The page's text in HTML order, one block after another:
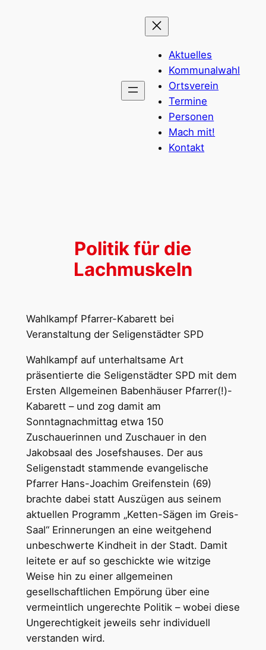
Aktuelles
Kommunalwahl
Ortsverein
Termine
Personen
Mach mit!
Kontakt
Politik für die
Lachmuskeln
Wahlkampf Pfarrer-Kabarett bei
Veranstaltung der Seligenstädter SPD
Wahlkampf auf unterhaltsame Art
präsentierte die Seligenstädter SPD mit dem
Ersten Allgemeinen Babenhäuser Pfarrer(!)-
Kabarett – und zog damit am
Sonntagnachmittag etwa 150
Zuschauerinnen und Zuschauer in den
Jakobsaal des Josefshauses. Der aus
Seligenstadt stammende evangelische
Pfarrer Hans-Joachim Greifenstein (69)
brachte dabei statt Auszügen aus seinem
aktuellen Programm „Ketten-Sägen im Greis-
Saal“ Erinnerungen an eine weitgehend
unbeschwerte Kindheit in der Stadt. Damit
leitete er auf so geschickte wie witzige
Weise hin zu einer allgemeinen
gesellschaftlichen Empörung über eine
vermeintlich ungerechte Politik – wobei diese
Ungerechtigkeit jeweils sehr individuell
verstanden wird.